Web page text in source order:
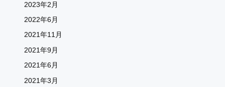
2023年2月
2022年6月
2021年11月
2021年9月
2021年6月
2021年3月